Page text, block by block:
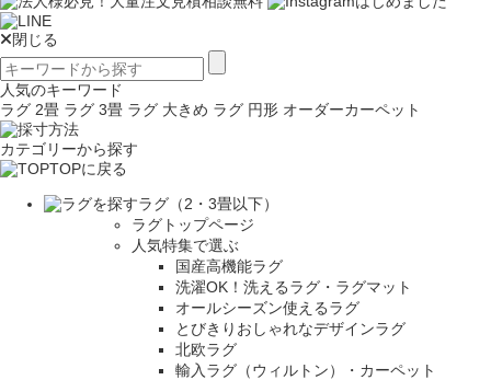
閉じる
人気のキーワード
ラグ 2畳 ラグ 3畳 ラグ 大きめ ラグ 円形 オーダーカーペット
カテゴリーから探す
TOPに戻る
ラグ（2・3畳以下）
ラグトップページ
人気特集で選ぶ
国産高機能ラグ
洗濯OK！洗えるラグ・ラグマット
オールシーズン使えるラグ
とびきりおしゃれなデザインラグ
北欧ラグ
輸入ラグ（ウィルトン）・カーペット